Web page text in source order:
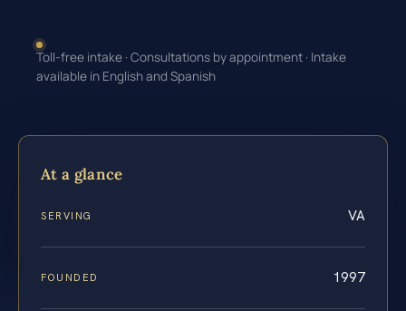
Toll-free intake · Consultations by appointment · Intake
available in English and Spanish
At a glance
SERVING VA
FOUNDED 1997